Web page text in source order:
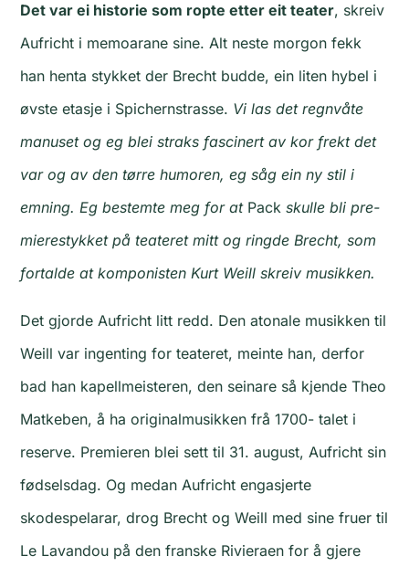
Det var ei historie som ropte etter eit teater, skreiv
Aufricht i memoarane sine. Alt neste morgon fekk
han henta stykket der Brecht budde, ein liten hybel i
øvste etasje i Spichernstrasse. Vi las det regnvåte
manuset og eg blei straks fascinert av kor frekt det
var og av den tørre humoren, eg såg ein ny stil i
emning. Eg bestemte meg for at Pack skulle bli pre­
mierestykket på teateret mitt og ringde Brecht, som
fortalde at komponisten Kurt Weill skreiv musikken.
Det gjorde Aufricht litt redd. Den atonale musikken til
Weill var ingenting for teateret, meinte han, derfor
bad han kapellmeisteren, den seinare så kjende Theo
Matkeben, å ha originalmusikken frå 1700- talet i
reserve. Premieren blei sett til 31. august, Aufricht sin
fødselsdag. Og medan Aufricht engasjerte
skodespelarar, drog Brecht og Weill med sine fruer til
Le Lavandou på den franske Rivieraen for å gjere